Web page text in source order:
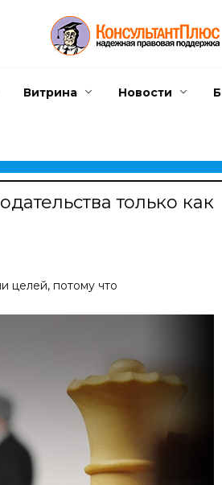
Витрина Новости
только как
целей, потому что